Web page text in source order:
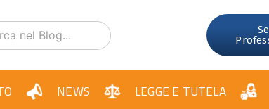
NEWS LEGGE E TUTELA